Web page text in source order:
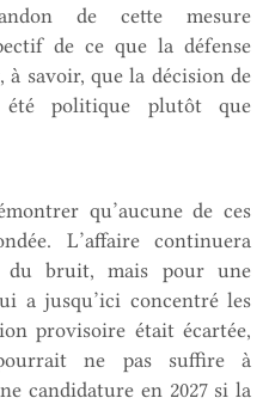
de cette mesure
de ce que la défense
savoir, que la décision de
été politique plutôt que
qu’aucune de ces
L’affaire continuera
du bruit, mais pour une
a jusqu’ici concentré les
provisoire était écartée,
ne pas suffire à
candidature en 2027 si la